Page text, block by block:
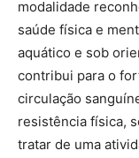
modalidade
saúde física e
aquático e sob
contribui para o
circulação
resistência física,
tratar de uma